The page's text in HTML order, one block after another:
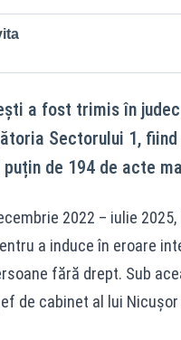
a fost trimis în
Sectorului 1,
de 194 de acte
2022 – iulie
a induce în eroare
fără drept. Sub
de cabinet al lui Nicușor